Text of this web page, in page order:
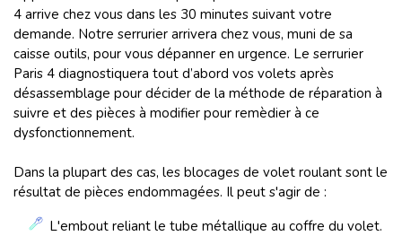
4 arrive chez vous dans les 30 minutes suivant votre
demande. Notre serrurier arrivera chez vous, muni de sa
caisse outils, pour vous dépanner en urgence. Le serrurier
Paris 4 diagnostiquera tout d’abord vos volets après
désassemblage pour décider de la méthode de réparation à
suivre et des pièces à modifier pour remèdier à ce
dysfonctionnement.
Dans la plupart des cas, les blocages de volet roulant sont le
résultat de pièces endommagées. Il peut s'agir de :
L'embout reliant le tube métallique au coffre du volet.